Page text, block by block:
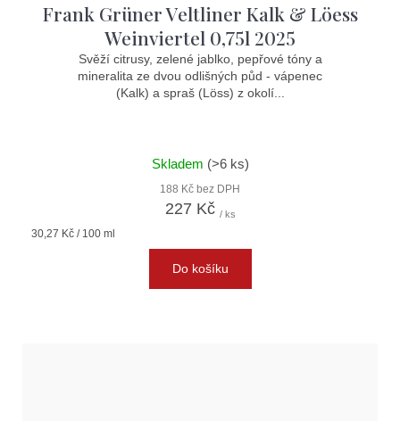
Frank Grüner Veltliner Kalk & Löess
Weinviertel 0,75l 2025
Svěží citrusy, zelené jablko, pepřové tóny a
mineralita ze dvou odlišných půd - vápenec
(Kalk) a spraš (Löss) z okolí...
Skladem (>6 ks)
188 Kč bez DPH
227 Kč / ks
Měrná
30,27 Kč / 100 ml
Do košíku